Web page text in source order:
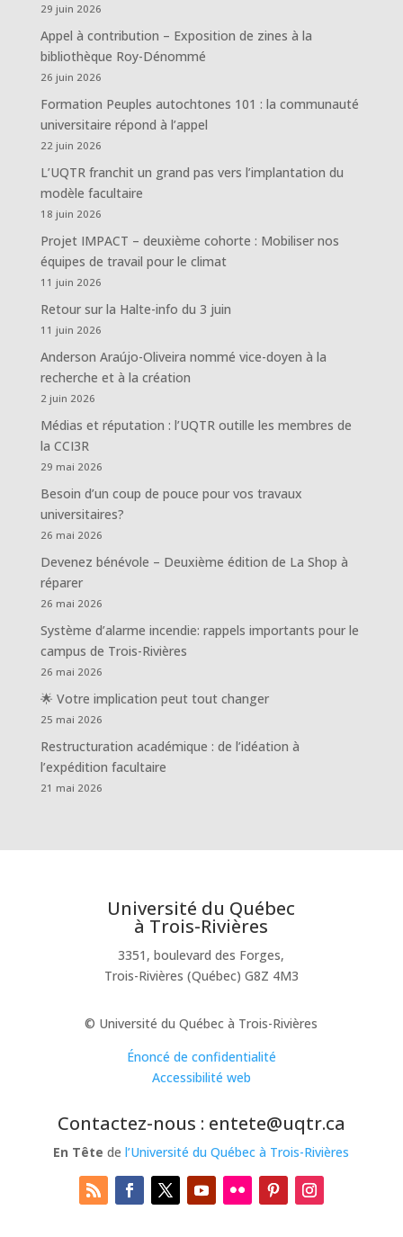
29 juin 2026
Appel à contribution – Exposition de zines à la
bibliothèque Roy-Dénommé
26 juin 2026
Formation Peuples autochtones 101 : la communauté
universitaire répond à l’appel
22 juin 2026
L’UQTR franchit un grand pas vers l’implantation du
modèle facultaire
18 juin 2026
Projet IMPACT – deuxième cohorte : Mobiliser nos
équipes de travail pour le climat
11 juin 2026
Retour sur la Halte-info du 3 juin
11 juin 2026
Anderson Araújo-Oliveira nommé vice-doyen à la
recherche et à la création
2 juin 2026
Médias et réputation : l’UQTR outille les membres de
la CCI3R
29 mai 2026
Besoin d’un coup de pouce pour vos travaux
universitaires?
26 mai 2026
Devenez bénévole – Deuxième édition de La Shop à
réparer
26 mai 2026
Système d’alarme incendie: rappels importants pour le
campus de Trois-Rivières
26 mai 2026
🌟 Votre implication peut tout changer
25 mai 2026
Restructuration académique : de l’idéation à
l’expédition facultaire
21 mai 2026
Université du Québec
à Trois-Rivières
3351, boulevard des Forges,
Trois-Rivières (Québec) G8Z 4M3
© Université du Québec à Trois-Rivières
Énoncé de confidentialité
Accessibilité web
Contactez-nous : entete@uqtr.ca
En Tête del’Université du Québec à Trois-Rivières